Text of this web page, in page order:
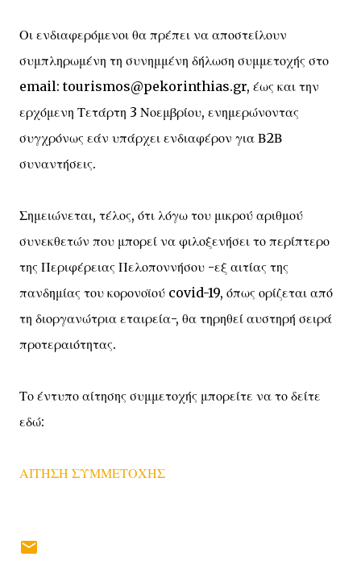
Οι ενδιαφερόμενοι θα πρέπει να αποστείλουν
συμπληρωμένη τη συνημμένη δήλωση συμμετοχής στο
email: tourismos@pekorinthias.gr, έως και την
ερχόμενη Τετάρτη 3 Νοεμβρίου, ενημερώνοντας
συγχρόνως εάν υπάρχει ενδιαφέρον για Β2Β
συναντήσεις.
Σημειώνεται, τέλος, ότι λόγω του μικρού αριθμού
συνεκθετών που μπορεί να φιλοξενήσει το περίπτερο
της Περιφέρειας Πελοποννήσου -εξ αιτίας της
πανδημίας του κορονοϊού covid-19, όπως ορίζεται από
τη διοργανώτρια εταιρεία-, θα τηρηθεί αυστηρή σειρά
προτεραιότητας.
Το έντυπο αίτησης συμμετοχής μπορείτε να το δείτε
εδώ:
ΑΙΤΗΣΗ ΣΥΜΜΕΤΟΧΗΣ